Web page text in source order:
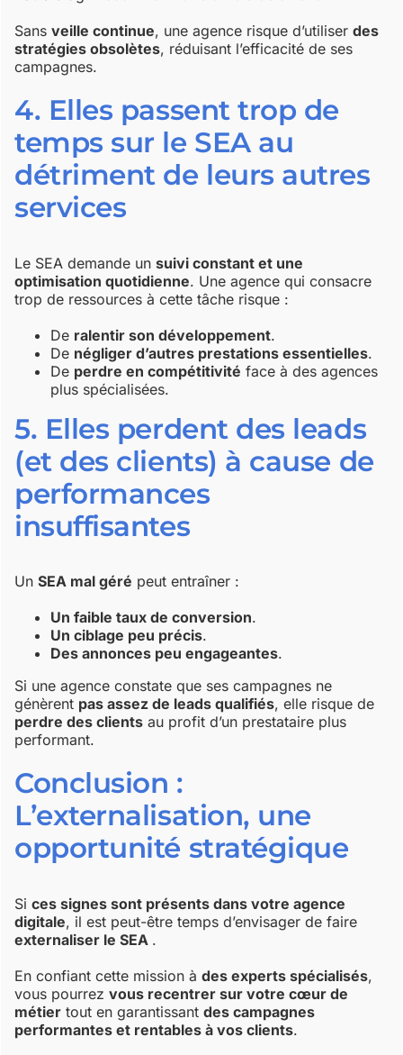
Sansveille continue, une agence risque d’utiliserdes
stratégies obsolètes, réduisant l’efficacité de ses
campagnes.
4. Elles passent trop de
temps sur le SEA au
détriment de leurs autres
services
Le SEA demande unsuivi constant et une
optimisation quotidienne. Une agence qui consacre
trop de ressources à cette tâche risque :
De ralentir son développement.
De négliger d’autres prestations essentielles.
De perdre en compétitivité face à des agences
plus spécialisées.
5. Elles perdent des leads
(et des clients) à cause de
performances
insuffisantes
UnSEA mal géré peut entraîner :
Un faible taux de conversion.
Un ciblage peu précis.
Des annonces peu engageantes.
Si une agence constate que ses campagnes ne
génèrent pas assez de leads qualifiés, elle risque de
perdre des clients au profit d’un prestataire plus
performant.
Conclusion :
L’externalisation, une
opportunité stratégique
Sices signes sont présents dans votre agence
digitale, il est peut-être temps d’envisager de faire
externaliser le SEA .
En confiant cette mission àdes experts spécialisés,
vous pourrezvous recentrer sur votre cœur de
métier tout en garantissantdes campagnes
performantes et rentables à vos clients.